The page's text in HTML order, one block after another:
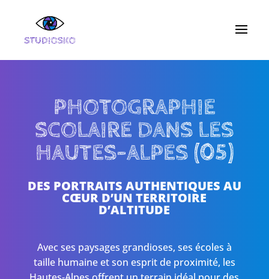
PHOTOGRAPHIE
SCOLAIRE DANS LES
HAUTES-ALPES (05)
DES PORTRAITS AUTHENTIQUES AU
CŒUR D’UN TERRITOIRE
D’ALTITUDE
Avec ses paysages grandioses, ses écoles à
taille humaine et son esprit de proximité, les